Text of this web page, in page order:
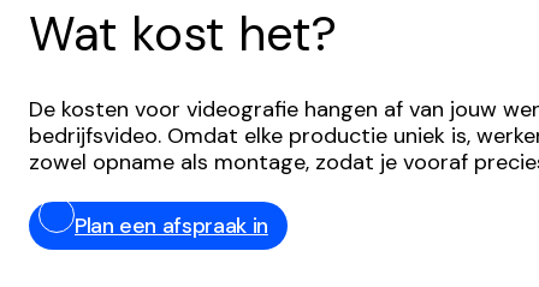
Wat kost het?
De kosten voor videografie hangen af van jouw
bedrijfsvideo. Omdat elke productie uniek is,
zowel opname als montage, zodat je vooraf
Plan een afspraak in